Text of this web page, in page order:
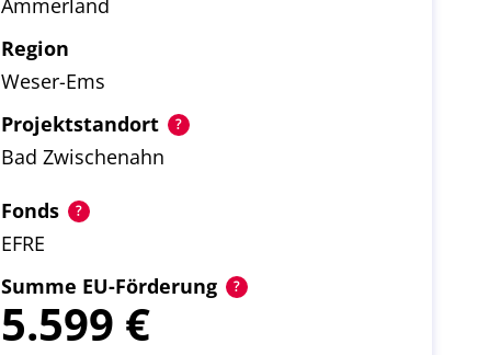
Ammerland
Region
Weser-Ems
Projektstandort
Bad Zwischenahn
Fonds
EFRE
Summe EU-Förderung
5.599